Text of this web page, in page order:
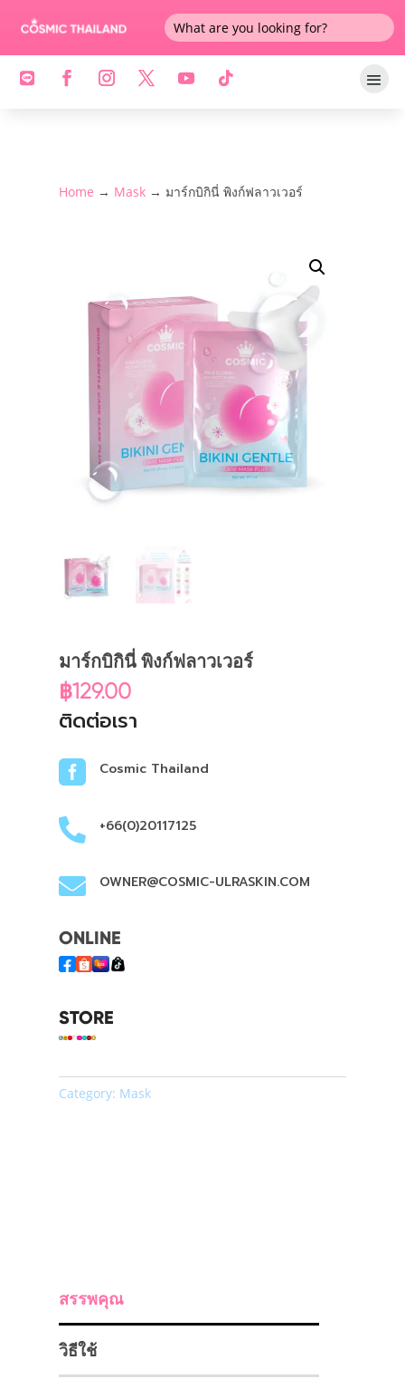
Home → Mask→ มาร์กบิกินี่ พิงก์ฟลาวเวอร์
มาร์กบิกินี่ พิงก์ฟลาวเวอร์
฿129.00
ติดต่อเรา
 Cosmic Thailand
 +66(0)20117125
 OWNER@COSMIC-ULRASKIN.COM
ONLINE
STORE
Category: Mask
สรรพคุณ
วิธีใช้